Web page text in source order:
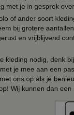
met je in gesprek
of ander soort
bij grotere
en vrijblijvend
nodig, denk
je mee aan een
ons op als je
Wij kunnen dan